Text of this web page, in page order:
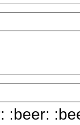
:beer: